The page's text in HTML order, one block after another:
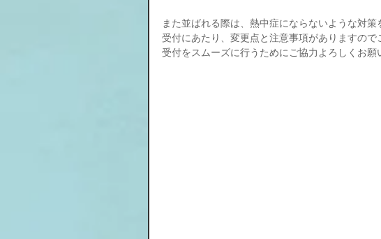
また並ばれる際は、熱中症にならないような対策
受付にあたり、変更点と注意事項がありますので
受付をスムーズに行うためにご協力よろしくお願